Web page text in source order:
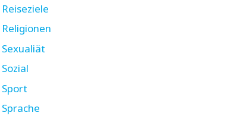
Reiseziele
Religionen
Sexualiät
Sozial
Sport
Sprache